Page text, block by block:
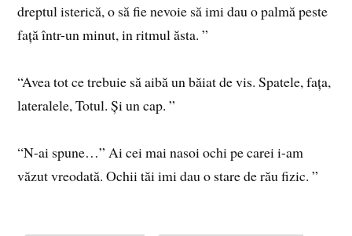
dreptul isterică, o să fie nevoie să imi dau o palmă peste
față într-un minut, in ritmul ăsta. ”
“Avea tot ce trebuie să aibă un băiat de vis.Spatele, fața,
lateralele, Totul. Şi un cap. ”
“N-ai spune…” Ai cei mai nasoi ochi pe carei i-am
văzut vreodată.Ochii tăi imi dau o stare de rău fizic. ”